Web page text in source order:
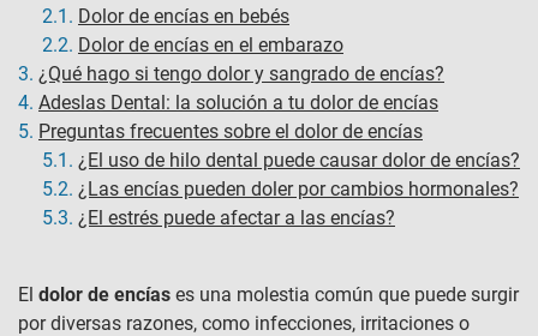
2.1. Dolor de encías en bebés
2.2. Dolor de encías en el embarazo
3. ¿Qué hago si tengo dolor y sangrado de encías?
4. Adeslas Dental: la solución a tu dolor de encías
5. Preguntas frecuentes sobre el dolor de encías
5.1. ¿El uso de hilo dental puede causar dolor de encías?
5.2. ¿Las encías pueden doler por cambios hormonales?
5.3. ¿El estrés puede afectar a las encías?
El dolor de encías es una molestia común que puede surgir
por diversas razones, como infecciones, irritaciones o